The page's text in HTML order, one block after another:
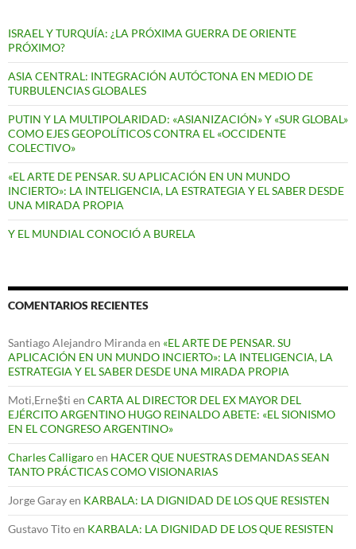
ISRAEL Y TURQUÍA: ¿LA PRÓXIMA GUERRA DE ORIENTE
PRÓXIMO?
ASIA CENTRAL: INTEGRACIÓN AUTÓCTONA EN MEDIO DE
TURBULENCIAS GLOBALES
PUTIN Y LA MULTIPOLARIDAD: «ASIANIZACIÓN» Y «SUR GLOBAL»
COMO EJES GEOPOLÍTICOS CONTRA EL «OCCIDENTE
COLECTIVO»
«EL ARTE DE PENSAR. SU APLICACIÓN EN UN MUNDO
INCIERTO»: LA INTELIGENCIA, LA ESTRATEGIA Y EL SABER DESDE
UNA MIRADA PROPIA
Y EL MUNDIAL CONOCIÓ A BURELA
COMENTARIOS RECIENTES
Santiago Alejandro Mirandaen «EL ARTE DE PENSAR. SU
APLICACIÓN EN UN MUNDO INCIERTO»: LA INTELIGENCIA, LA
ESTRATEGIA Y EL SABER DESDE UNA MIRADA PROPIA
Moti,Erne$ti en CARTA AL DIRECTOR DEL EX MAYOR DEL
EJÉRCITO ARGENTINO HUGO REINALDO ABETE: «EL SIONISMO
EN EL CONGRESO ARGENTINO»
Charles Calligaroen HACER QUE NUESTRAS DEMANDAS SEAN
TANTO PRÁCTICAS COMO VISIONARIAS
Jorge Garayen KARBALA: LA DIGNIDAD DE LOS QUE RESISTEN
Gustavo Titoen KARBALA: LA DIGNIDAD DE LOS QUE RESISTEN